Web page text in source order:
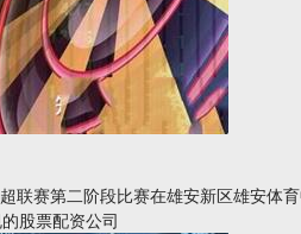
赛第二阶段比赛在雄安新区雄安体
股票配资公司